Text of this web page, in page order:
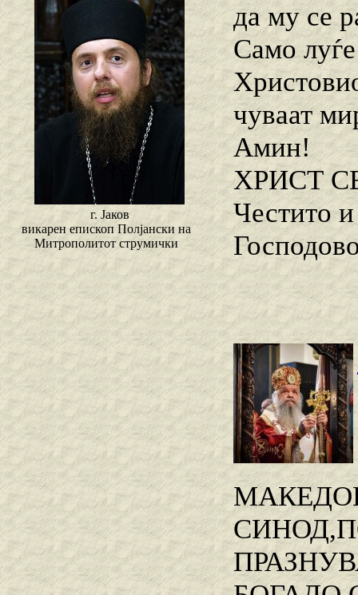
г. Јаков
викарен епископ Полјански на
Митрополитот струмички
да му се
Само
чуваат
Амин!
ХРИСТ
Честито